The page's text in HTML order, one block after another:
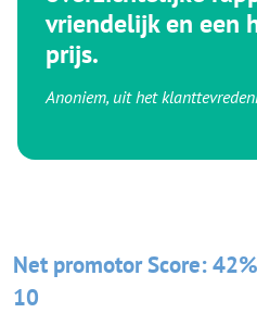
vriendelijk en een
prijs.
Anoniem, uit het
Net promotor Score:
10